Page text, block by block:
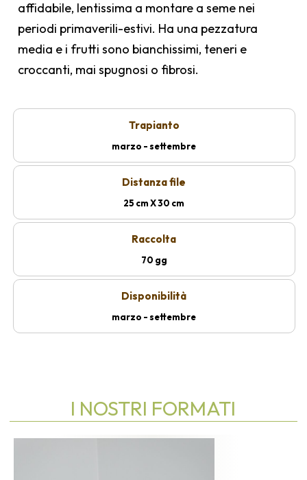
affidabile, lentissima a montare a seme nei
periodi primaverili-estivi. Ha una pezzatura
media e i frutti sono bianchissimi, teneri e
croccanti, mai spugnosi o fibrosi.
Trapianto
marzo - settembre
Distanza file
25 cm X 30 cm
Raccolta
70 gg
Disponibilità
marzo - settembre
I NOSTRI FORMATI